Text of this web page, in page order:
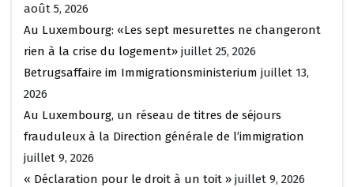
août 5, 2026
Au Luxembourg: «Les sept mesurettes ne changeront
rien à la crise du logement» juillet 25, 2026
Betrugsaffaire im Immigrationsministerium juillet 13,
2026
Au Luxembourg, un réseau de titres de séjours
frauduleux à la Direction générale de l’immigration
juillet 9, 2026
« Déclaration pour le droit à un toit » juillet 9, 2026